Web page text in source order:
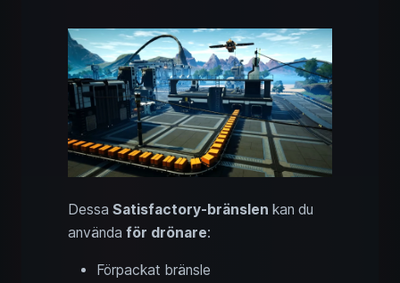
Dessa Satisfactory-bränslen kan du
använda för drönare:
Förpackat bränsle